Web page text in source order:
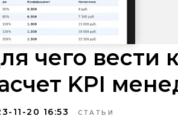
чего вести
KPI
11-20 16:53 СТАТЬИ